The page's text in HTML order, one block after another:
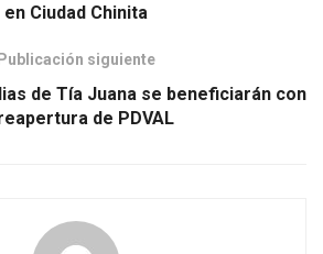
en Ciudad Chinita
Publicación siguiente
de Tía Juana se beneficiarán con
de PDVAL